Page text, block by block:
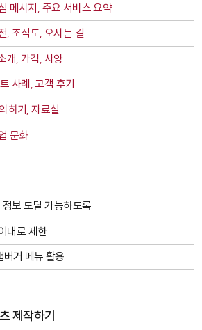
메시지, 주요 서비스 요약
, 조직도, 오시는 길
개, 가격, 사양
사례, 고객 후기
하기, 자료실
문화
보 도달 가능하도록
내로 제한
버거 메뉴 활용
제작하기